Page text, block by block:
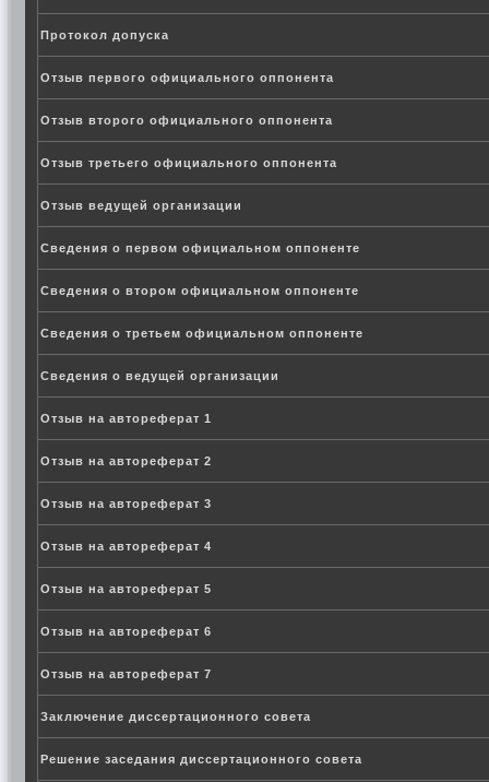
Протокол допуска
Отзыв первого официального оппонента
Отзыв второго официального оппонента
Отзыв третьего официального оппонента
Отзыв ведущей организации
Сведения о первом официальном оппоненте
Сведения о втором официальном оппоненте
Сведения о третьем официальном оппоненте
Сведения о ведущей организации
Отзыв на автореферат 1
Отзыв на автореферат 2
Отзыв на автореферат 3
Отзыв на автореферат 4
Отзыв на автореферат 5
Отзыв на автореферат 6
Отзыв на автореферат 7
Заключение диссертационного совета
Решение заседания диссертационного совета